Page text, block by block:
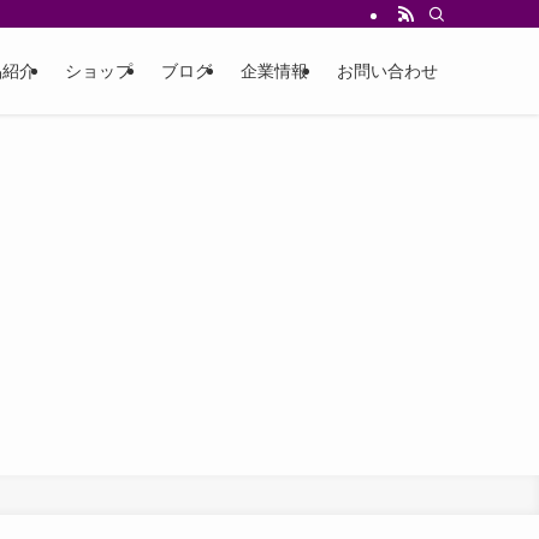
介 ショップ ブログ 企業情報 お問い合わせ